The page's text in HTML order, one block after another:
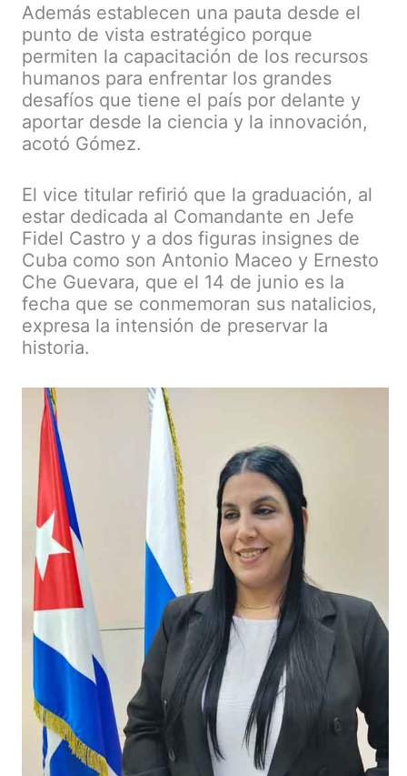
Además establecen una pauta desde el
punto de vista estratégico porque
permiten la capacitación de los recursos
humanos para enfrentar los grandes
desafíos que tiene el país por delante y
aportar desde la ciencia y la innovación,
acotó Gómez.
El vice titular refirió que la graduación, al
estar dedicada al Comandante en Jefe
Fidel Castro y a dos figuras insignes de
Cuba como son Antonio Maceo y Ernesto
Che Guevara, que el 14 de junio es la
fecha que se conmemoran sus natalicios,
expresa la intensión de preservar la
historia.